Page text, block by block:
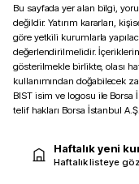
Bu sayfada yer alan bilgi,
değildir. Yatırım kararları,
göre yetkili kurumlarla
değerlendirilmelidir.
gösterilmekle birlikte, olası
kullanımından doğabilecek
BIST isim ve logosu ile Borsa
telif hakları Borsa İstanbul
Haftalık yeni
Haftalık listeye